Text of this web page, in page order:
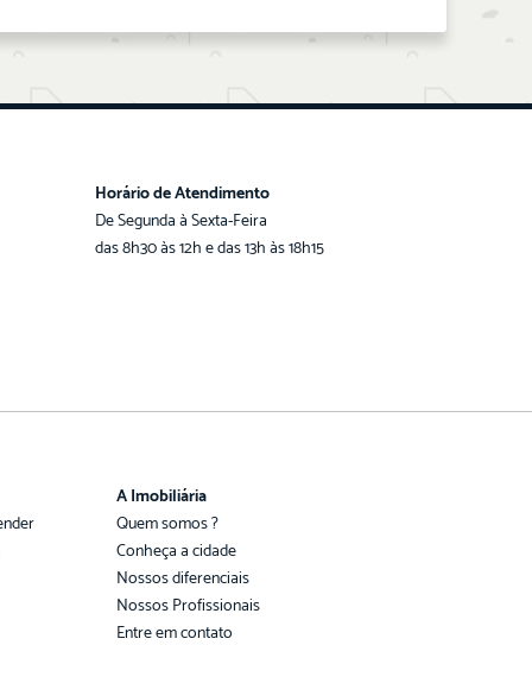
Horário de Atendimento
De Segunda à Sexta-Feira
das 8h30 às 12h e das 13h às 18h15
A Imobiliária
Quem somos ?
Conheça a cidade
Nossos diferenciais
Nossos Profissionais
Entre em contato